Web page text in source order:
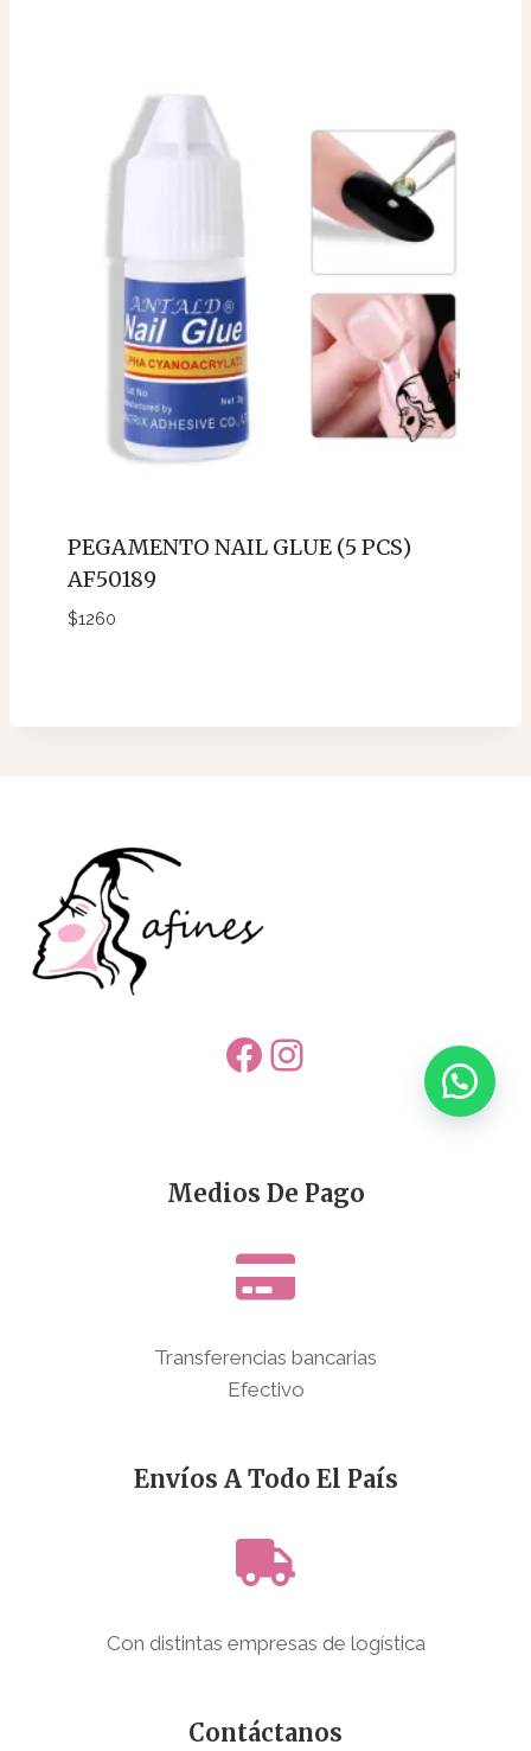
PEGAMENTO NAIL GLUE (5 PCS)
AF50189
$1260
Facebook
Instagram
Medios De Pago
Transferencias bancarias
Efectivo
Envíos A Todo El País
Con distintas empresas de logística
Contáctanos